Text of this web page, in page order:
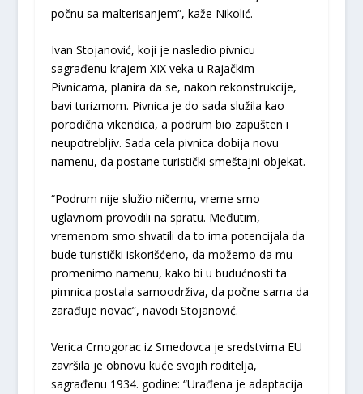
počnu sa malterisanjem”, kaže Nikolić.
Ivan Stojanović, koji je nasledio pivnicu
sagrađenu krajem XIX veka u Rajačkim
Pivnicama, planira da se, nakon rekonstrukcije,
bavi turizmom. Pivnica je do sada služila kao
porodična vikendica, a podrum bio zapušten i
neupotrebljiv. Sada cela pivnica dobija novu
namenu, da postane turistički smeštajni objekat.
“Podrum nije služio ničemu, vreme smo
uglavnom provodili na spratu. Međutim,
vremenom smo shvatili da to ima potencijala da
bude turistički iskorišćeno, da možemo da mu
promenimo namenu, kako bi u budućnosti ta
pimnica postala samoodrživa, da počne sama da
zarađuje novac”, navodi Stojanović.
Verica Crnogorac iz Smedovca je sredstvima EU
završila je obnovu kuće svojih roditelja,
sagrađenu 1934. godine: “Urađena je adaptacija